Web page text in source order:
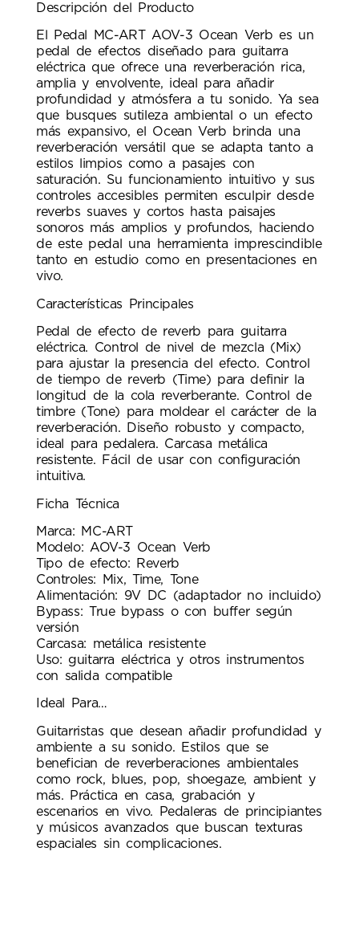
Descripción del Producto
El Pedal MC-ART AOV-3 Ocean Verb es un
pedal de efectos diseñado para guitarra
eléctrica que ofrece una reverberación rica,
amplia y envolvente, ideal para añadir
profundidad y atmósfera a tu sonido. Ya sea
que busques sutileza ambiental o un efecto
más expansivo, el Ocean Verb brinda una
reverberación versátil que se adapta tanto a
estilos limpios como a pasajes con
saturación. Su funcionamiento intuitivo y sus
controles accesibles permiten esculpir desde
reverbs suaves y cortos hasta paisajes
sonoros más amplios y profundos, haciendo
de este pedal una herramienta imprescindible
tanto en estudio como en presentaciones en
vivo.
Características Principales
Pedal de efecto de reverb para guitarra
eléctrica. Control de nivel de mezcla (Mix)
para ajustar la presencia del efecto. Control
de tiempo de reverb (Time) para definir la
longitud de la cola reverberante. Control de
timbre (Tone) para moldear el carácter de la
reverberación. Diseño robusto y compacto,
ideal para pedalera. Carcasa metálica
resistente. Fácil de usar con configuración
intuitiva.
Ficha Técnica
Marca: MC-ART
Modelo: AOV-3 Ocean Verb
Tipo de efecto: Reverb
Controles: Mix, Time, Tone
Alimentación: 9V DC (adaptador no incluido)
Bypass: True bypass o con buffer según
versión
Carcasa: metálica resistente
Uso: guitarra eléctrica y otros instrumentos
con salida compatible
Ideal Para…
Guitarristas que desean añadir profundidad y
ambiente a su sonido. Estilos que se
benefician de reverberaciones ambientales
como rock, blues, pop, shoegaze, ambient y
más. Práctica en casa, grabación y
escenarios en vivo. Pedaleras de principiantes
y músicos avanzados que buscan texturas
espaciales sin complicaciones.